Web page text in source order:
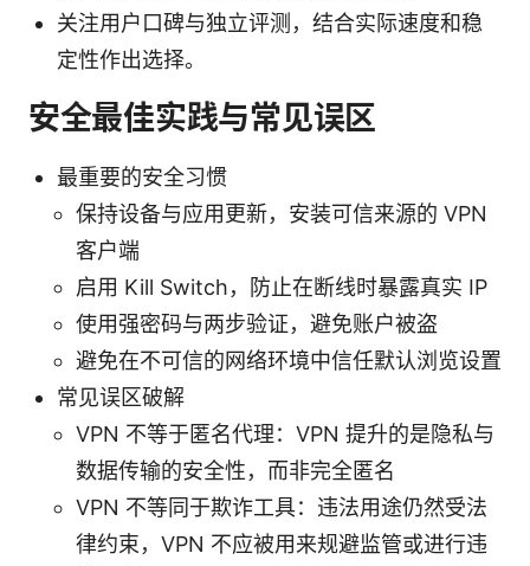
关注用户口碑与独立评测，结合实际速度和稳
定性作出选择。
安全最佳实践与常见误区
最重要的安全习惯
保持设备与应用更新，安装可信来源的 VPN
客户端
启用 Kill Switch，防止在断线时暴露真实 IP
使用强密码与两步验证，避免账户被盗
避免在不可信的网络环境中信任默认浏览设置
常见误区破解
VPN 不等于匿名代理：VPN 提升的是隐私与
数据传输的安全性，而非完全匿名
VPN 不等同于欺诈工具：违法用途仍然受法
律约束，VPN 不应被用来规避监管或进行违